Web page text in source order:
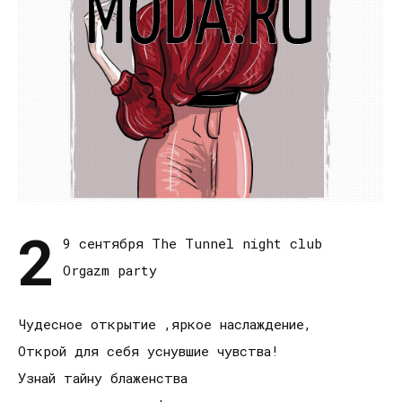
2
9 сентября The Tunnel night club
Orgazm party
Чудесное открытие ,яркое наслаждение,
Открой для себя уснувшие чувства!
Узнай тайну блаженства